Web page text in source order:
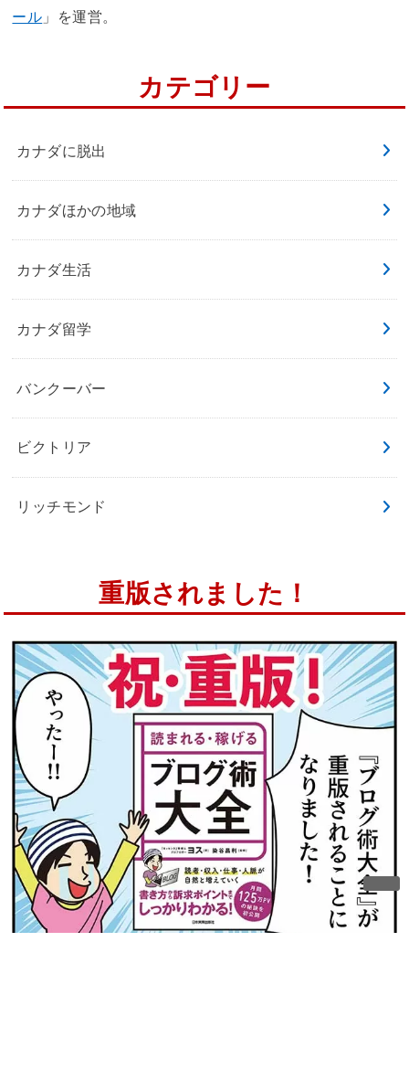
ール 」を運営。
カテゴリー
カナダに脱出
カナダほかの地域
カナダ生活
カナダ留学
バンクーバー
ビクトリア
リッチモンド
重版されました！